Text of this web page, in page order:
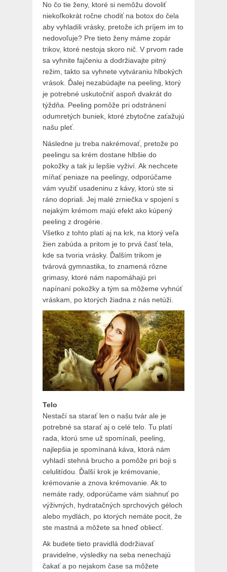
No čo tie ženy, ktoré si nemôžu dovoliť
niekoľkokrát ročne chodiť na botox do čela
aby vyhladili vrásky, pretože ich príjem im to
nedovoľuje? Pre tieto ženy máme zopár
trikov, ktoré nestoja skoro nič. V prvom rade
sa vyhnite fajčeniu a dodržiavajte pitný
režim, takto sa vyhnete vytváraniu hlbokých
vrások. Ďalej nezabúdajte na peeling, ktorý
je potrebné uskutočniť aspoň dvakrát do
týždňa. Peeling pomôže pri odstránení
odumretých buniek, ktoré zbytočne zaťažujú
našu pleť.
Následne ju treba nakrémovať, pretože po
peelingu sa krém dostane hlbšie do
pokožky a tak ju lepšie vyživí. Ak nechcete
míňať peniaze na peelingy, odporúčame
vám využiť usadeninu z kávy, ktorú ste si
ráno dopriali. Jej malé zrniečka v spojení s
nejakým krémom majú efekt ako kúpený
peeling z drogérie.
Všetko z tohto platí aj na krk, na ktorý veľa
žien zabúda a pritom je to prvá časť tela,
kde sa tvoria vrásky. Ďalším trikom je
tvárová gymnastika, to znamená rôzne
grimasy, ktoré nám napomáhajú pri
napínaní pokožky a tým sa môžeme vyhnúť
vráskam, po ktorých žiadna z nás netúži.
Telo
Nestačí sa starať len o našu tvár ale je
potrebné sa starať aj o celé telo. Tu platí
rada, ktorú sme už spomínali, peeling,
najlepšia je spomínaná káva, ktorá nám
vyhladí stehná brucho a pomôže pri boji s
celulitídou. Ďalší krok je krémovanie,
krémovanie a znova krémovanie. Ak to
nemáte rady, odporúčame vám siahnuť po
výživných, hydratačných sprchových géloch
alebo mydlách, po ktorých nemáte pocit, že
ste mastná a môžete sa hneď obliecť.
Ak budete tieto pravidlá dodržiavať
pravidelne, výsledky na seba nenechajú
čakať a po nejakom čase sa môžete